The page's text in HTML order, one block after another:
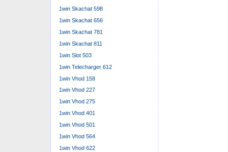
1win Skachat 598
1win Skachat 656
1win Skachat 781
1win Skachat 811
1win Slot 503
1win Telecharger 612
1win Vhod 158
1win Vhod 227
1win Vhod 275
1win Vhod 401
1win Vhod 501
1win Vhod 564
1win Vhod 622